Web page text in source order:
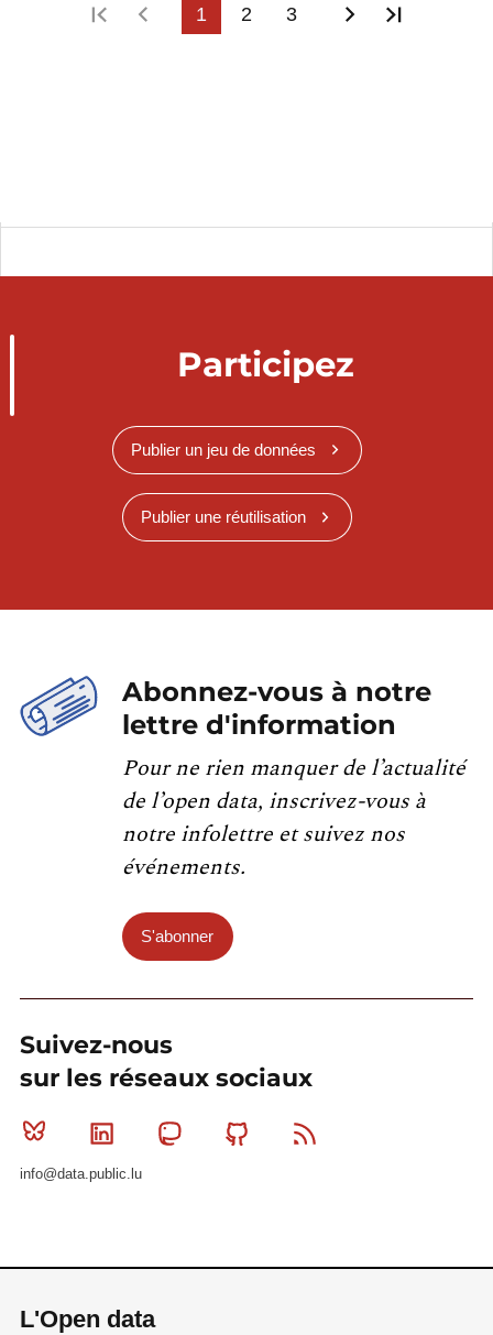
Première page
Page précédente
1 2 3 Page
Participez
Publier un jeu de données
Publier une réutilisation
Abonnez-vous à notre
lettre d'information
Pour ne rien manquer de l’actualité
de l’open data, inscrivez-vous à
notre infolettre et suivez nos
événements.
S'abonner
Suivez-nous
sur les réseaux sociaux
Bluesky Linkedin MastodonGithub
info@data.public.lu
L'Open data